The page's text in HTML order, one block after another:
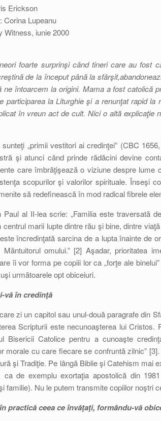
Erickson
Corina Lupeanu
Witness, iunie 2000
foarte surprinşi când tineri care au fost
de la început până la
ne întoarcem la origini. Mama a fost catolică
participarea la Liturghie şi a renunţat rapid la
în vreun act de cult. Nici o altă explicaţie
sunteţi „primii vestitori ai credinţei” (CBC
şi atunci când prinde rădăcini devine
care îmbrăţişează o viziune despre
scopurilor şi valorilor spirituale. Înseşi
să redefinească în mod radical fibrele
Paul al II-lea scrie: „Familia este traversată
centrul marii lupte dintre rău şi bine, dintre
încredinţată sarcina de a lupta înainte de
omului.” [2] Aşadar, prioritatea
îi vor forma pe copiii lor ca „forţe ale
următoarele opt obiceiuri.
vă în credinţă
zi un capitol sau unul-două paragrafe din
Scripturii este necunoaşterea lui
Bisericii Catolice pentru a cunoaşte
morale cu care fiecare se confruntă zilnic”
şi Tradiţie. Pe lângă Biblie şi Catehism mai
ca de exemplu exortaţia apostolică din
familie). Nu le putem transmite copiilor noştri
practică ceea ce învăţaţi, formându-vă